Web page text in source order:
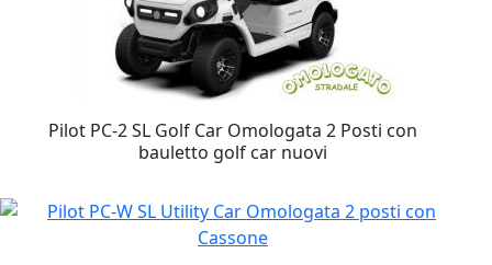
Pilot PC-2 SL Golf Car Omologata 2 Posti con
bauletto golf car nuovi